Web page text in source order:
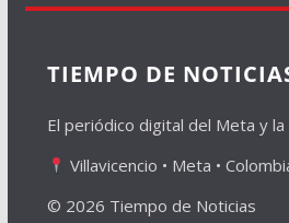
TIEMPO DE
El periódico digital del Meta y la
Villavicencio • Meta •
© 2026 Tiempo de Noticias